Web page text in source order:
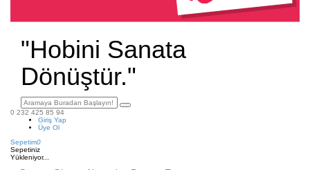
"Hobini Sanata
Dönüştür."
0 232 425 85 94
Giriş Yap
Üye Ol
Sepetim0
Sepetiniz
Yükleniyor...